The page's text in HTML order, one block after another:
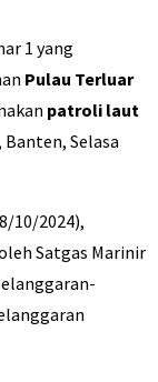
1 yang
Pulau Terluar
patroli laut
Selasa
10/2024),
Satgas Marinir